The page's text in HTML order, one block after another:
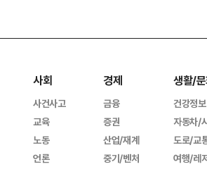
사회
사건사고
교육
노동
언론
경제
금융
증권
산업/재계
중기/벤처
생활/
건강정보
자동차/
도로/교
여행/레